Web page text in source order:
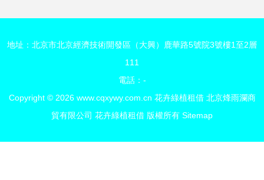
地址：北京市北京經濟技術開發區（大興）鹿華路5號院3號樓1至2層
111
電話：-
Copyright © 2026 www.cqxywy.com.cn 花卉綠植租借 北京烽雨瀾商
貿有限公司 花卉綠植租借 版權所有 Sitemap